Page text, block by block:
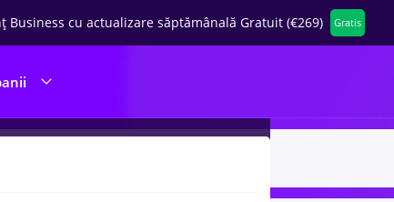
Business cu actualizare săptămânală Gratuit (€269) Gratis